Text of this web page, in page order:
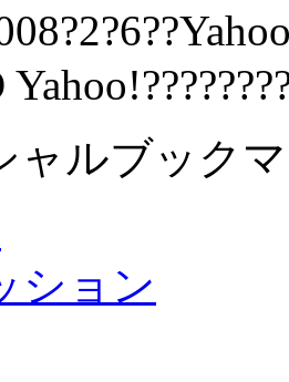
ャルブック
ション